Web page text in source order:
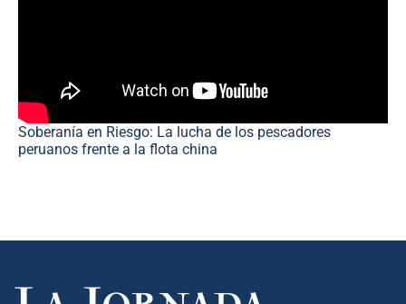
Soberanía en Riesgo: La lucha de los pescadores
peruanos frente a la flota china